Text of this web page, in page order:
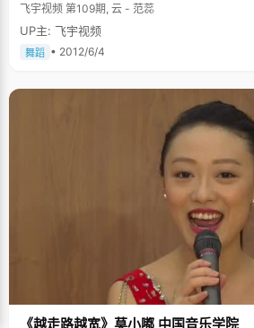
飞宇视频 第109期, 云 - 范蕊
UP主: 飞宇视频
舞蹈 • 2012/6/4
《越走路越宽》莫小嘟 中国音乐学院